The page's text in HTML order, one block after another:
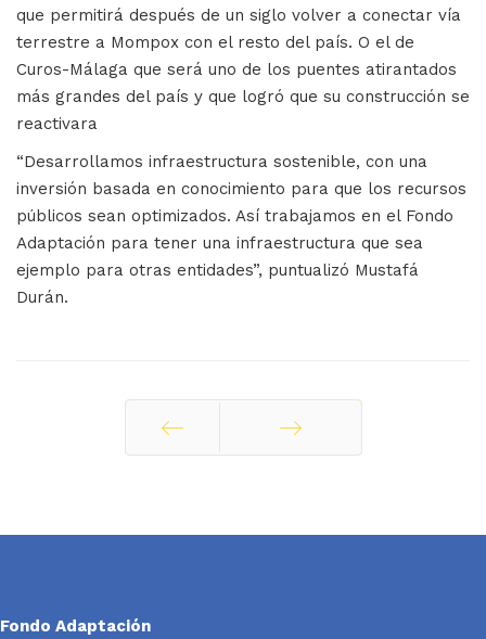
que permitirá después de un siglo volver a conectar vía
terrestre a Mompox con el resto del país. O el de
Curos-Málaga que será uno de los puentes atirantados
más grandes del país y que logró que su construcción se
reactivara
“Desarrollamos infraestructura sostenible, con una
inversión basada en conocimiento para que los recursos
públicos sean optimizados. Así trabajamos en el Fondo
Adaptación para tener una infraestructura que sea
ejemplo para otras entidades”, puntualizó Mustafá
Durán.
Fondo Adaptación